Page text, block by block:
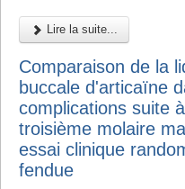
Lire la suite...
Comparaison de la
buccale d'articaïne
complications suite
troisième molaire
essai clinique
fendue